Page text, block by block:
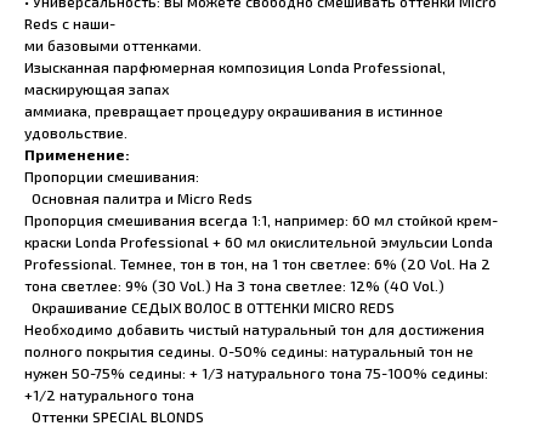
Reds с наши-
ми базовыми оттенками.
Изысканная парфюмерная композиция Londa Professional,
маскирующая запах
аммиака, превращает процедуру окрашивания в истинное
удовольствие.
Применение:
Пропорции смешивания:
Основная палитра и Micro Reds
Пропорция смешивания всегда 1:1, например: 60 мл стойкой крем-
краски Londa Professional + 60 мл окислительной эмульсии Londa
Professional. Темнее, тон в тон, на 1 тон светлее: 6% (20 Vol. На 2
тона светлее: 9% (30 Vol.) На 3 тона светлее: 12% (40 Vol.)
Окрашивание СЕДЫХ ВОЛОС В ОТТЕНКИ MICRO REDS
Необходимо добавить чистый натуральный тон для достижения
полного покрытия седины. 0-50% седины: натуральный тон не
нужен 50-75% седины: + 1/3 натурального тона 75-100% седины:
+1/2 натурального тона
Оттенки SPECIAL BLONDS